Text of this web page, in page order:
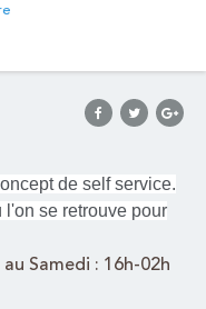
de self service.
l'on se retrouve pour
Samedi : 16h-02h